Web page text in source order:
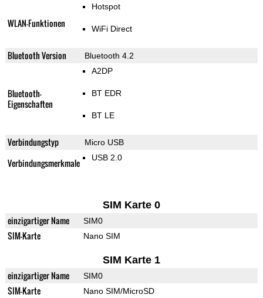
WLAN-Funktionen
Hotspot
WiFi Direct
Bluetooth Version Bluetooth 4.2
Bluetooth-
Eigenschaften
A2DP
BT EDR
BT LE
Verbindungstyp Micro USB
Verbindungsmerkmale USB 2.0
SIM Karte 0
einzigartiger Name SIM0
SIM-Karte Nano SIM
SIM Karte 1
einzigartiger Name SIM0
SIM-Karte Nano SIM/MicroSD